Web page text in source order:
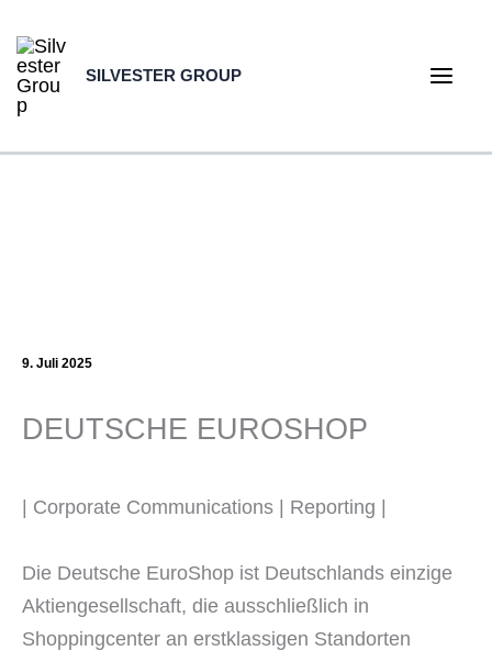
Inhalt
springen
SILVESTER GROUP
9. Juli 2025
DEUTSCHE EUROSHOP
| Corporate Communications | Reporting |
Die Deutsche EuroShop ist Deutschlands einzige
Aktiengesellschaft, die ausschließlich in
Shoppingcenter an erstklassigen Standorten